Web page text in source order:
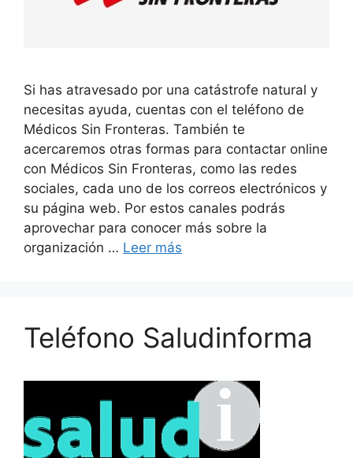
Si has atravesado por una catástrofe natural y
necesitas ayuda, cuentas con el teléfono de
Médicos Sin Fronteras. También te
acercaremos otras formas para contactar online
con Médicos Sin Fronteras, como las redes
sociales, cada uno de los correos electrónicos y
su página web. Por estos canales podrás
aprovechar para conocer más sobre la
organización … Leer más
Teléfono Saludinforma